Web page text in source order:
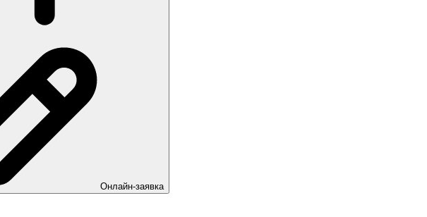
Онлайн-заявка